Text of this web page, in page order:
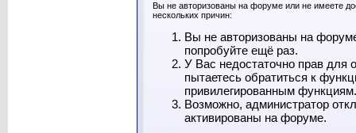
Вы не авторизованы на форуме или не имеете
нескольких причин:
Вы не авторизованы на
попробуйте ещё раз.
У Вас недостаточно прав для
пытаетесь обратиться к
привилегированным функциям.
Возможно, администратор
активированы на форуме.